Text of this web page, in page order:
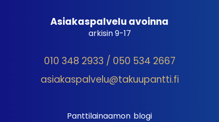
Asiakaspalvelu avoinna
arkisin 9-17
010 348 2933 / 050 534 2667
asiakaspalvelu@takuupantti.fi
Panttilainaamon blogi